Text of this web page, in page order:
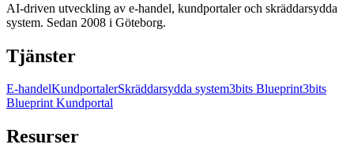
AI-driven utveckling av e-handel, kundportaler och skräddarsydda
system. Sedan 2008 i Göteborg.
Tjänster
E-handelKundportalerSkräddarsydda system3bits Blueprint3bits
Blueprint Kundportal
Resurser